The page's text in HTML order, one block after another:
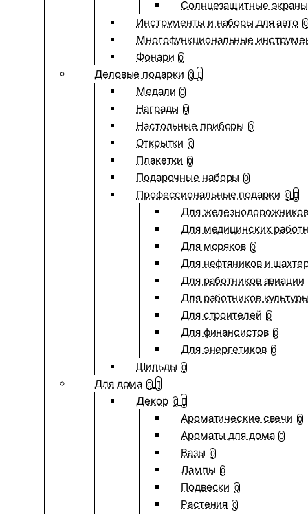
Солнцезащитные экраны
Инструменты и наборы для авто 0
Многофункциональные
Фонари 0
Деловые подарки 0
Медали 0
Награды 0
Настольные приборы 0
Открытки 0
Плакетки 0
Подарочные наборы 0
Профессиональные подарки 0
Для железнодорожников
Для медицинских
Для моряков 0
Для нефтяников и
Для работников авиации
Для работников
Для строителей 0
Для финансистов 0
Для энергетиков 0
Шильды 0
Для дома 0
Декор 0
Ароматические свечи 0
Ароматы для дома 0
Вазы 0
Лампы 0
Подвески 0
Растения 0